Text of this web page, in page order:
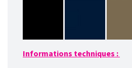
Informations techniques :